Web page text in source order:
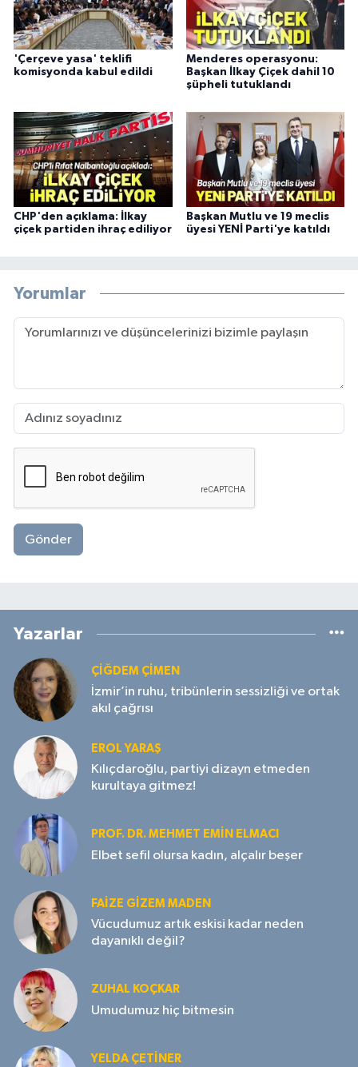
'Çerçeve yasa' teklifi
komisyonda kabul edildi
Menderes operasyonu:
Başkan İlkay Çiçek dahil 10
şüpheli tutuklandı
CHP'den açıklama: İlkay
çiçek partiden ihraç ediliyor
Başkan Mutlu ve 19 meclis
üyesi YENİ Parti'ye katıldı
Yorumlar
Gönder
Yazarlar
ÇIĞDEM ÇIMEN
İzmir’in ruhu, tribünlerin sessizliği ve ortak
akıl çağrısı
EROL YARAŞ
Kılıçdaroğlu, partiyi dizayn etmeden
kurultaya gitmez!
PROF. DR. MEHMET EMIN ELMACI
Elbet sefil olursa kadın, alçalır beşer
FAIZE GIZEM MADEN
Vücudumuz artık eskisi kadar neden
dayanıklı değil?
ZUHAL KOÇKAR
Umudumuz hiç bitmesin
YELDA ÇETİNER